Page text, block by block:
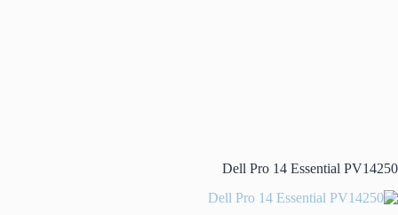
Dell Pro 14 Essential PV14250